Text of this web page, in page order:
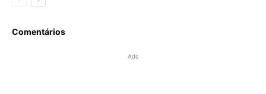
Comentários
Ads